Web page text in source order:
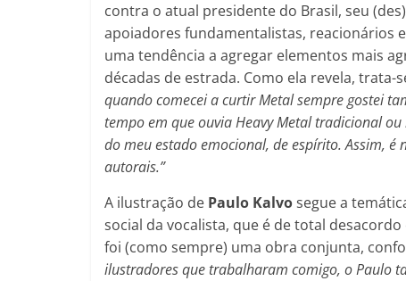
contra o atual presidente do Brasil, seu
apoiadores fundamentalistas, reacionários
uma tendência a agregar elementos mais
décadas de estrada. Como ela revela,
quando comecei a curtir Metal sempre gostei
tempo em que ouvia Heavy Metal tradicional
do meu estado emocional, de espírito. Assim,
autorais.”
A ilustração de Paulo Kalvosegue a
social da vocalista, que é de total
foi (como sempre) uma obra conjunta,
ilustradores que trabalharam comigo, o Paulo